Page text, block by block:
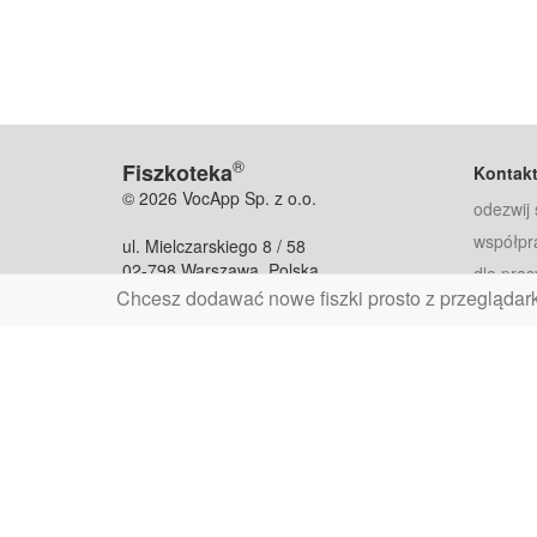
Chcesz dodawać nowe fiszki prosto z
Fiszkoteka®
© 2026 VocApp Sp. z o.o.
ul. Mielczarskiego 8 / 58
02-798 Warszawa, Polska
Kontakt
odezwij
dla